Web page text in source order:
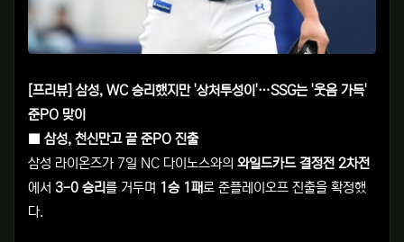
[프리뷰] 삼성, WC 승리했지만 '상처투성이'…SSG는 '웃음 가득'
준PO 맞이
■ 삼성, 천신만고 끝 준PO 진출
삼성 라이온즈가 7일 NC 다이노스와의 와일드카드 결정전 2차전
에서 3-0 승리를 거두며 1승 1패로 준플레이오프 진출을 확정했
다.